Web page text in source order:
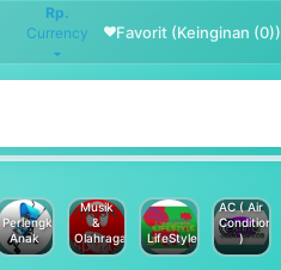
Rp.
Currency
Favorit (Keinginan (0))
Perlengkapan
Anak
Musik
&
Olahraga
LifeStyle
AC ( Air
Conditioner
)